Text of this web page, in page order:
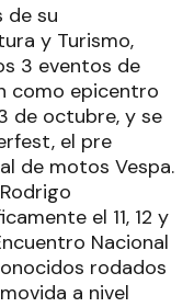
de su
y Turismo,
3 eventos de
como epicentro
de octubre, y se
el pre
de motos Vespa.
el 11, 12 y
Nacional
rodados
a nivel